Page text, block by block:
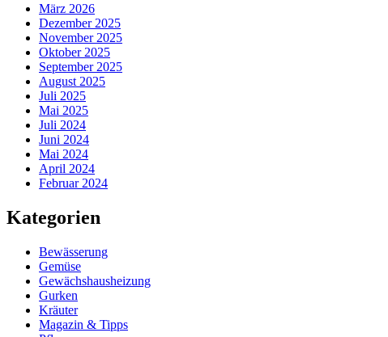
März 2026
Dezember 2025
November 2025
Oktober 2025
September 2025
August 2025
Juli 2025
Mai 2025
Juli 2024
Juni 2024
Mai 2024
April 2024
Februar 2024
Kategorien
Bewässerung
Gemüse
Gewächshausheizung
Gurken
Kräuter
Magazin & Tipps